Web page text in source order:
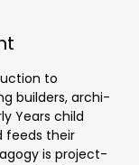
to
builders, archi-
Years child
feeds their
is project-